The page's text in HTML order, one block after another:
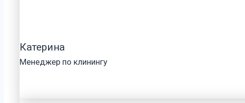
Катерина
Менеджер по клинингу